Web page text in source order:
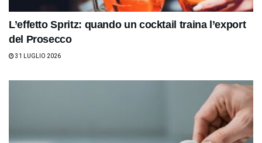
L’effetto Spritz: quando un cocktail traina l’export
del Prosecco
31 LUGLIO 2026